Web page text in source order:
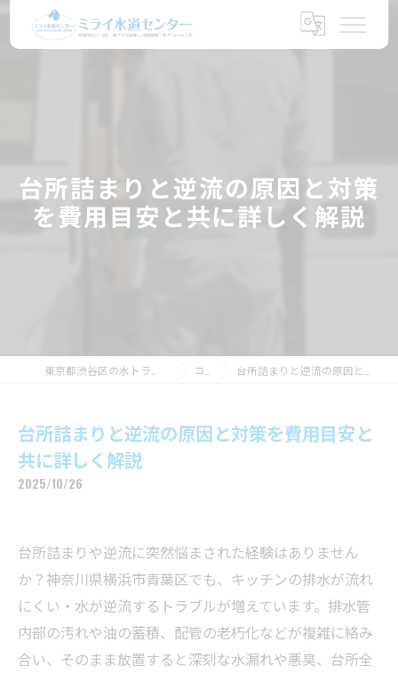
台所詰まりと逆流の原因と対策
を費用目安と共に詳しく解説
コラム 台所詰まりと逆流の原因と対策を費用目安と共に詳しく解説
台所詰まりと逆流の原因と対策を費用目安と
共に詳しく解説
2025/10/26
台所詰まりや逆流に突然悩まされた経験はありません
か？神奈川県横浜市青葉区でも、キッチンの排水が流れ
にくい・水が逆流するトラブルが増えています。排水管
内部の汚れや油の蓄積、配管の老朽化などが複雑に絡み
合い、そのまま放置すると深刻な水漏れや悪臭、台所全